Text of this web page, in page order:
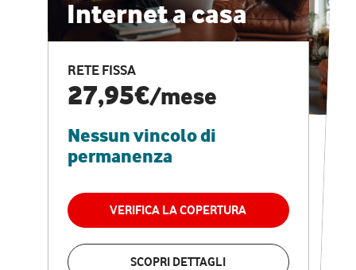
Internet a casa
RETE FISSA
27,95€/mese
Nessun vincolo di
permanenza
VERIFICA LA COPERTURA
SCOPRI DETTAGLI
CASA PRO
Internet veloce e
vantaggi speciali
RETE FISSA + VODAFONE CLUB
29,95€
permanenza
VERIFICA LA COPERTURA